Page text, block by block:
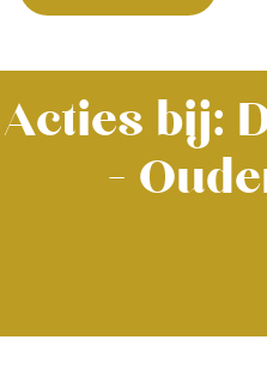
Acties bij:
-